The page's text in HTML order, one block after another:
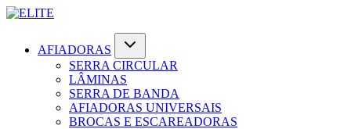
AFIADORAS
SERRA CIRCULAR
LÂMINAS
SERRA DE BANDA
AFIADORAS UNIVERSAIS
BROCAS E ESCAREADORAS